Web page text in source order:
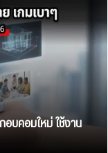
บคอมใหม่ ใช้งาน